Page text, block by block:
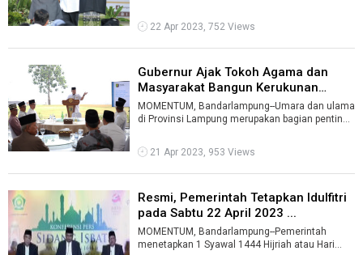
22 Apr 2023, 752 Views
Gubernur Ajak Tokoh Agama dan
Masyarakat Bangun Kerukunan
dalam K ...
MOMENTUM, Bandarlampung--Umara dan ulama
di Provinsi Lampung merupakan bagian penting
21 Apr 2023, 953 Views
Resmi, Pemerintah Tetapkan Idulfitri
pada Sabtu 22 April 2023 ...
MOMENTUM, Bandarlampung--Pemerintah
menetapkan 1 Syawal 1444 Hijriah atau Hari